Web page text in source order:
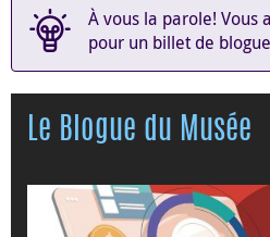
À vous la parole! Vous
pour un billet de
Le Blogue du Musée